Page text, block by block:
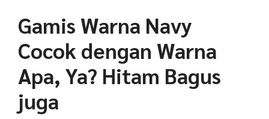
Gamis Warna Navy
Cocok dengan Warna
Apa, Ya? Hitam Bagus
juga